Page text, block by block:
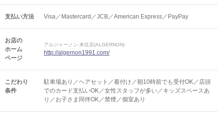
支払い方法 Visa／Mastercard／JCB／American Express／PayPay
お店の
ホーム
ページ
アルジャーノン 来住店(ALGERNON)
http://algernon1991.com/
こだわり
条件
駐車場あり／ヘアセット／着付け／朝10時前でも受付OK／店頭
でのカード支払いOK／女性スタッフが多い／キッズスペースあ
り／お子さま同伴OK／禁煙／個室あり